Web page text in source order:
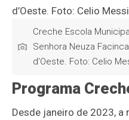
Creche Escola
Senhora Neuza
d’Oeste. Foto: Celio
Programa
Desde janeiro de 2023, a